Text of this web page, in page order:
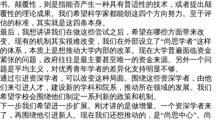
书。颠覆性，则是指能否产生一种具有普适性的技术，或者提出颠
覆性的理论成果。我们希望科学家都能朝这四个方向努力。至于评
估的标准，其实就是这四条本身。
最后，我想讲讲我们在做这些尝试之后，希望在哪些方面带来改
变。现有的机制其实很难改变，我们在外部设立了“尚思学者”这样
的体系，本质上是想推动大学内部的改革。现在大学普遍面临资金
紧张的问题，政府往往是最主要甚至唯一的资金来源。另外一个问
题是平均主义，对优秀青年学者的差异化支持明显不够。
通过引进资深学者，可以改变这种局面。围绕这些资深学者，由他
们来引进人才，建设新的学科和院系，推动所在领域的发展。我们
希望学校会围绕他们制定一系列新的政策和机制。
下一步我们希望进一步扩展。刚才讲的是做增量。一个资深学者来
了，再围绕他引进新人。现在我们还想推动的，是“尚思中心”。尚